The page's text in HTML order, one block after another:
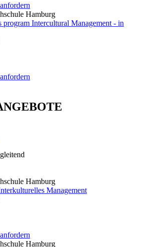
Hamburg
program Intercultural Management - in
Hamburg
Management
Hamburg